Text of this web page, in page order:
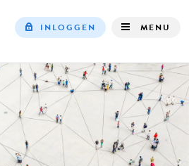
navigation
INLOGGEN MENU